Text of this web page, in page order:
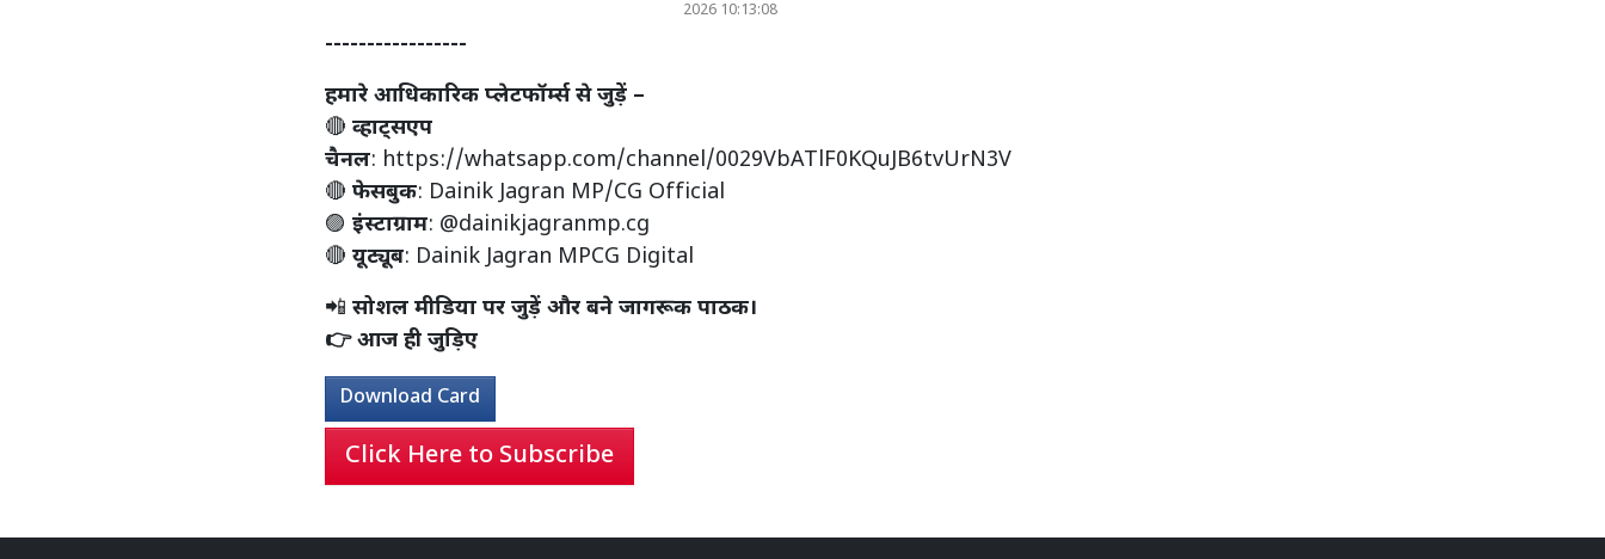
2026 10:13:08
-----------------
हमारे आधिकारिक प्लेटफॉर्म्स से जुड़ें –
🔴 व्हाट्सएप
चैनल: https://whatsapp.com/channel/0029VbATlF0KQuJB6tvUrN3V
🔴 फेसबुक: Dainik Jagran MP/CG Official
🟣 इंस्टाग्राम: @dainikjagranmp.cg
🔴 यूट्यूब: Dainik Jagran MPCG Digital
📲 सोशल मीडिया पर जुड़ें और बने जागरूक पाठक।
👉 आज ही जुड़िए
Download Card
Click Here to Subscribe